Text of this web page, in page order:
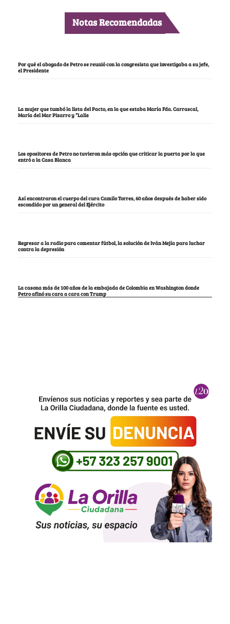
Notas Recomendadas
Por qué el abogado de Petro se reunió con la congresista que investigaba a su jefe,
el Presidente
La mujer que tumbó la lista del Pacto, en la que estaba María Fda. Carrascal,
María del Mar Pizarro y “Lalis
Los opositores de Petro no tuvieron más opción que criticar la puerta por la que
entró a la Casa Blanca
Así encontraron el cuerpo del cura Camilo Torres, 60 años después de haber sido
escondido por un general del Ejército
Regresar a la radio para comentar fútbol, la solución de Iván Mejía para luchar
contra la depresión
La casona más de 100 años de la embajada de Colombia en Washington donde
Petro afinó su cara a cara con Trump